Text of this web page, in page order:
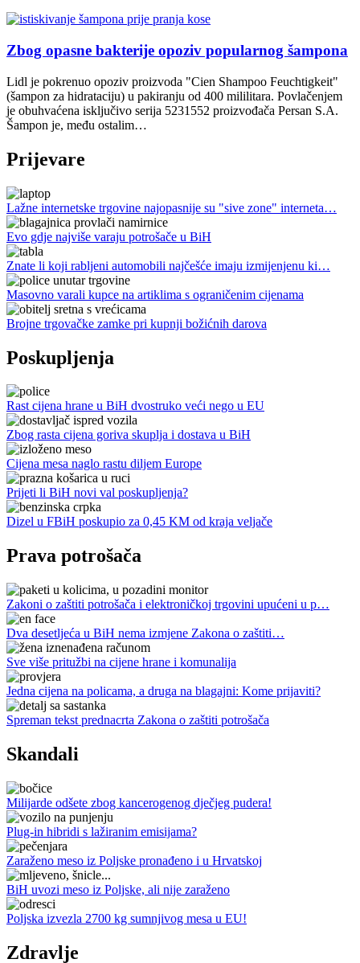
Zbog opasne bakterije opoziv popularnog šampona
Lidl je pokrenuo opoziv proizvoda "Cien Shampoo Feuchtigkeit"
(šampon za hidrataciju) u pakiranju od 400 mililitara. Povlačenjem
je obuhvaćena isključivo serija 5231552 proizvođača Persan S.A.
Šampon je, među ostalim…
Prijevare
Lažne internetske trgovine najopasnije su "sive zone" interneta…
Evo gdje najviše varaju potrošače u BiH
Znate li koji rabljeni automobili najčešće imaju izmijenjenu ki…
Masovno varali kupce na artiklima s ograničenim cijenama
Brojne trgovačke zamke pri kupnji božićnih darova
Poskupljenja
Rast cijena hrane u BiH dvostruko veći nego u EU
Zbog rasta cijena goriva skuplja i dostava u BiH
Cijena mesa naglo rastu diljem Europe
Prijeti li BiH novi val poskupljenja?
Dizel u FBiH poskupio za 0,45 KM od kraja veljače
Prava potrošača
Zakoni o zaštiti potrošača i elektroničkoj trgovini upućeni u p…
Dva desetljeća u BiH nema izmjene Zakona o zaštiti…
Sve više pritužbi na cijene hrane i komunalija
Jedna cijena na policama, a druga na blagajni: Kome prijaviti?
Spreman tekst prednacrta Zakona o zaštiti potrošača
Skandali
Milijarde odšete zbog kancerogenog dječjeg pudera!
Plug-in hibridi s lažiranim emisijama?
Zaraženo meso iz Poljske pronađeno i u Hrvatskoj
BiH uvozi meso iz Poljske, ali nije zaraženo
Poljska izvezla 2700 kg sumnjivog mesa u EU!
Zdravlje